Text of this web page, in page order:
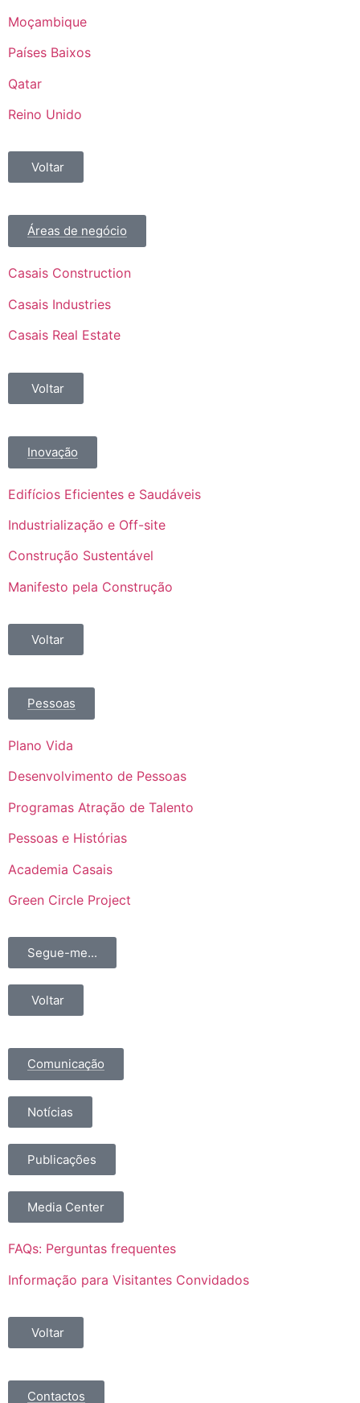
Moçambique
Países Baixos
Qatar
Reino Unido
Voltar
Áreas de negócio
Casais Construction
Casais Industries
Casais Real Estate
Voltar
Inovação
Edifícios Eficientes e Saudáveis
Industrialização e Off-site
Construção Sustentável
Manifesto pela Construção
Voltar
Pessoas
Plano Vida
Desenvolvimento de Pessoas
Programas Atração de Talento
Pessoas e Histórias
Academia Casais
Green Circle Project
Segue-me...
Voltar
Comunicação
Notícias
Publicações
Media Center
FAQs: Perguntas frequentes
Informação para Visitantes Convidados
Voltar
Contactos